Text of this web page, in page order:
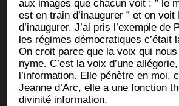
aux images que cha­cun voit : ” le
est en train d’inaugurer ” et on
d’inaugurer. J’ai pris l’exemple de
les régimes démo­cra­tiques c’était
On croit parce que la voix qui
nyme. C’est la voix d’une
l’information. Elle pénètre en moi,
Jeanne d’Arc, elle a une fonc­tion
divi­ni­té information.